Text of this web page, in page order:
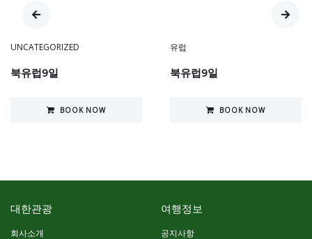
UNCATEGORIZED
북유럽9일
BOOK NOW
유럽
북유럽9일
BOOK NOW
대한관광
회사소개
여행정보
공지사항